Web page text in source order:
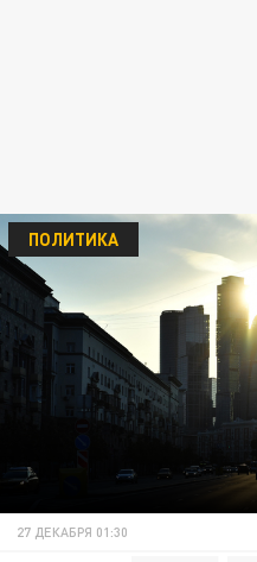
ПОЛИТИКА
27 ДЕКАБРЯ 01:30